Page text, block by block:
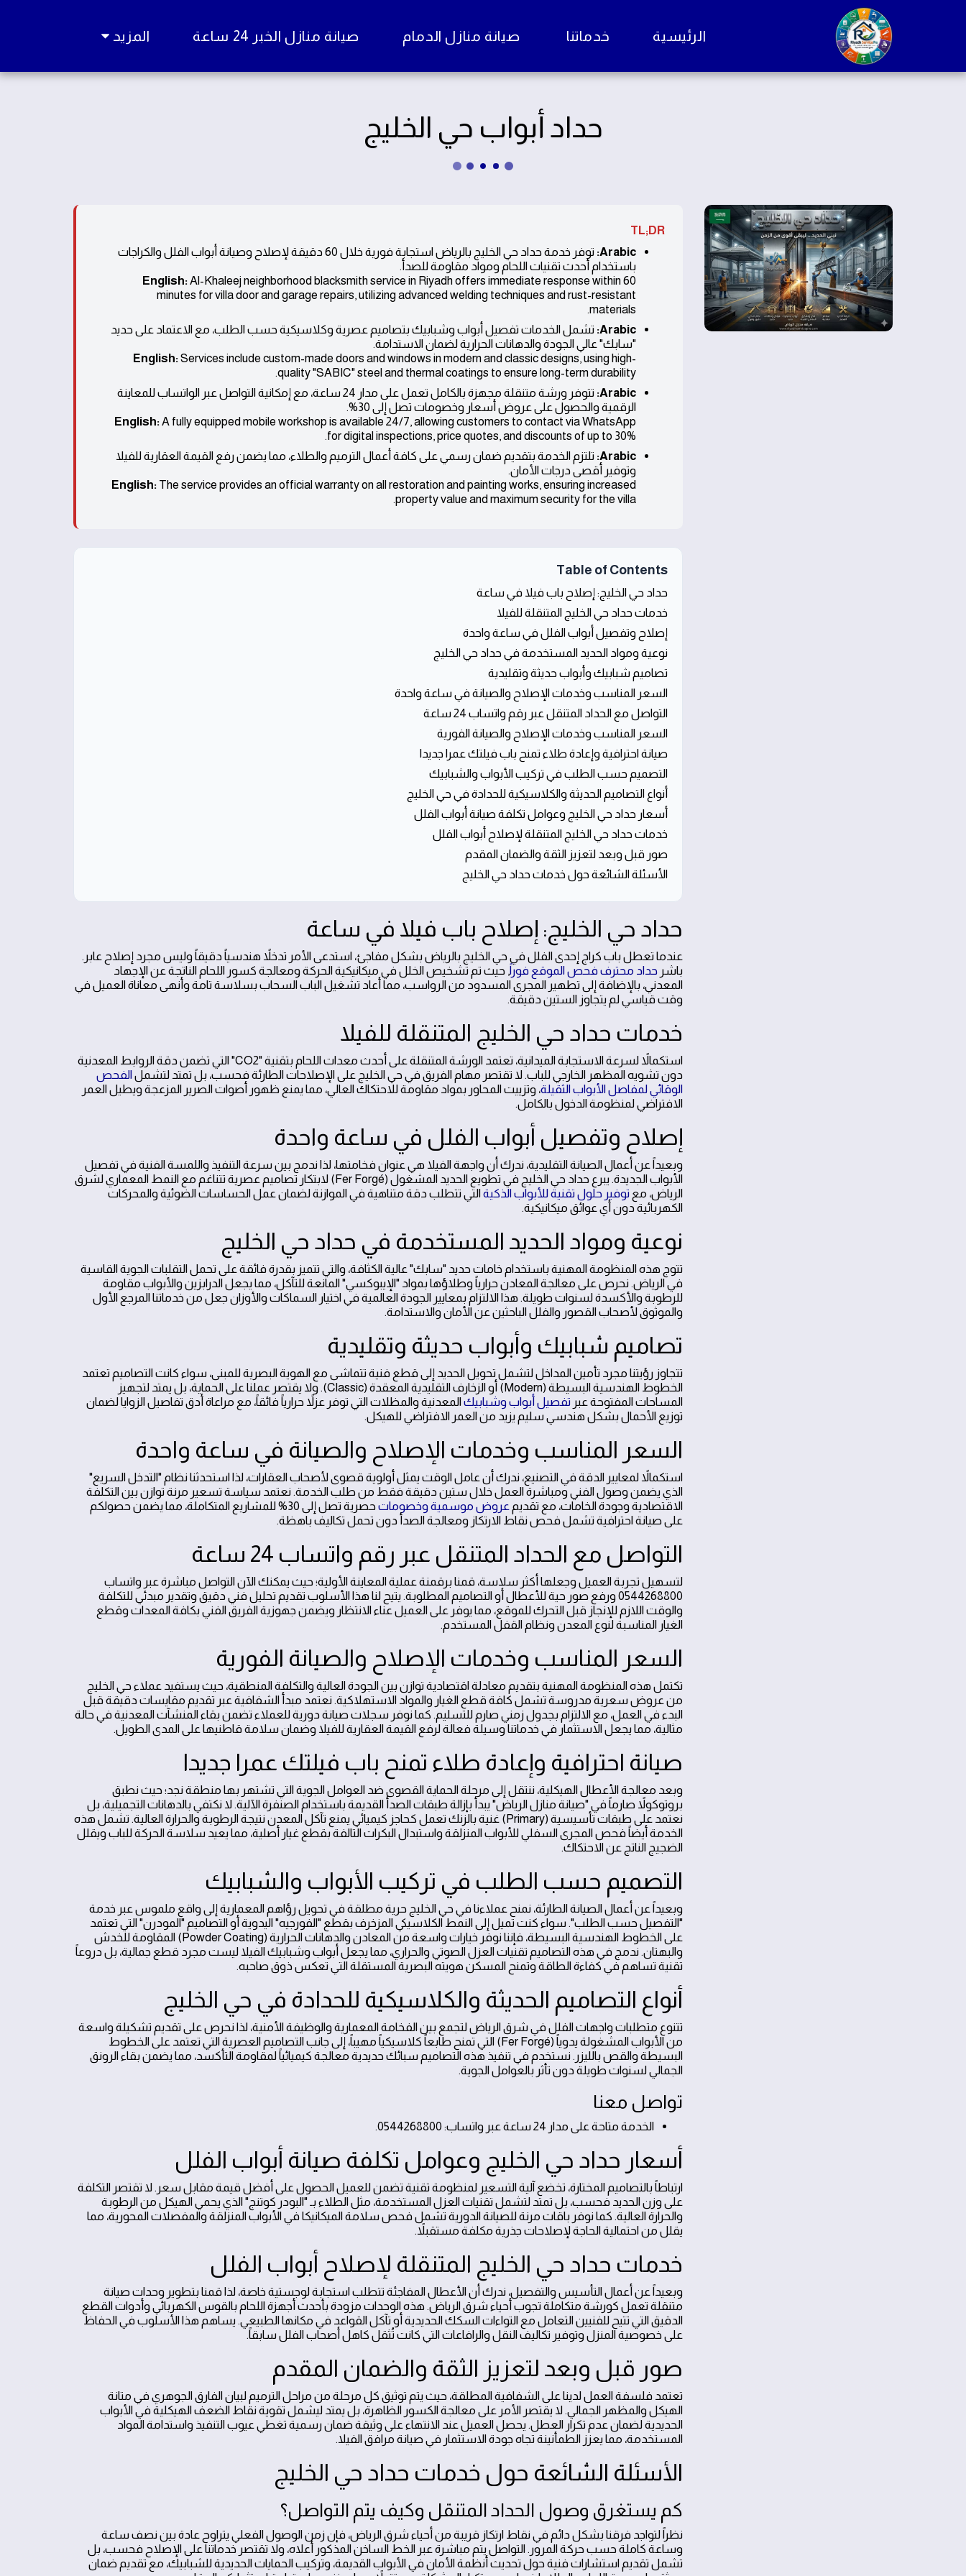
الرئيسية خدماتنا صيانة منازل الدمام صيانة منازل الخبر 24 ساعة المزيد
حداد أبواب حي الخليج
TL;DR
Arabic:
توفر خدمة حداد حي الخليج بالرياض استجابة فورية خلال 60 دقيقة لإصلاح وصيانة أبواب الفلل والكراجات
باستخدام أحدث تقنيات اللحام ومواد مقاومة للصدأ.
English:Al-Khaleej neighborhood blacksmith service in Riyadh offers immediate response within 60
minutes for villa door and garage repairs, utilizing advanced welding techniques and rust-resistant
materials.
Arabic: تشمل الخدمات تفصيل أبواب وشبابيك بتصاميم عصرية وكلاسيكية حسب الطلب، مع الاعتماد على حديد
"سابك" عالي الجودة والدهانات الحرارية لضمان الاستدامة.
English:Services include custom-made doors and windows in modern and classic designs, using high-
quality "SABIC" steel and thermal coatings to ensure long-term durability.
Arabic:
تتوفر ورشة متنقلة مجهزة بالكامل تعمل على مدار 24 ساعة، مع إمكانية التواصل عبر الواتساب للمعاينة
الرقمية والحصول على عروض أسعار وخصومات تصل إلى 30%.
English:A fully equipped mobile workshop is available 24/7, allowing customers to contact via WhatsApp
for digital inspections, price quotes, and discounts of up to 30%.
Arabic: تلتزم الخدمة بتقديم ضمان رسمي على كافة أعمال الترميم والطلاء، مما يضمن رفع القيمة العقارية للفيلا
وتوفير أقصى درجات الأمان.
English:The service provides an official warranty on all restoration and painting works, ensuring increased
property value and maximum security for the villa.
Table of Contents
حداد حي الخليج: إصلاح باب فيلا في ساعة
خدمات حداد حي الخليج المتنقلة للفيلا
إصلاح وتفصيل أبواب الفلل في ساعة واحدة
نوعية ومواد الحديد المستخدمة في حداد حي الخليج
تصاميم شبابيك وأبواب حديثة وتقليدية
السعر المناسب وخدمات الإصلاح والصيانة في ساعة واحدة
التواصل مع الحداد المتنقل عبر رقم واتساب 24 ساعة
السعر المناسب وخدمات الإصلاح والصيانة الفورية
صيانة احترافية وإعادة طلاء تمنح باب فيلتك عمرا جديدا
التصميم حسب الطلب في تركيب الأبواب والشبابيك
أنواع التصاميم الحديثة والكلاسيكية للحدادة في حي الخليج
أسعار حداد حي الخليج وعوامل تكلفة صيانة أبواب الفلل
خدمات حداد حي الخليج المتنقلة لإصلاح أبواب الفلل
صور قبل وبعد لتعزيز الثقة والضمان المقدم
الأسئلة الشائعة حول خدمات حداد حي الخليج
حداد حي الخليج: إصلاح باب فيلا في ساعة
عندما تعطل باب كراج إحدى الفلل في حي الخليج بالرياض بشكل مفاجئ، استدعى الأمر تدخلاً هندسياً دقيقاً وليس مجرد إصلاح عابر.
باشرحداد محترف فحص الموقع فوراً, حيث تم تشخيص الخلل في ميكانيكية الحركة ومعالجة كسور اللحام الناتجة عن الإجهاد
المعدني، بالإضافة إلى تطهير المجرى المسدود من الرواسب، مما أعاد تشغيل الباب السحاب بسلاسة تامة وأنهى معاناة العميل في
وقت قياسي لم يتجاوز الستين دقيقة.
خدمات حداد حي الخليج المتنقلة للفيلا
استكمالاً لسرعة الاستجابة الميدانية، تعتمد الورشة المتنقلة على أحدث معدات اللحام بتقنية "CO2" التي تضمن دقة الروابط المعدنية
دون تشويه المظهر الخارجي للباب. لا تقتصر مهام الفريق في حي الخليج على الإصلاحات الطارئة فحسب، بل تمتد لتشملالفحص
الوقائي لمفاصل الأبواب الثقيلة، وتزييت المحاور بمواد مقاومة للاحتكاك العالي، مما يمنع ظهور أصوات الصرير المزعجة ويطيل العمر
الافتراضي لمنظومة الدخول بالكامل.
إصلاح وتفصيل أبواب الفلل في ساعة واحدة
وبعيداً عن أعمال الصيانة التقليدية، ندرك أن واجهة الفيلا هي عنوان فخامتها، لذا ندمج بين سرعة التنفيذ واللمسة الفنية في تفصيل
الأبواب الجديدة. يبرع حداد حي الخليج في تطويع الحديد المشغول (Fer Forgé) لابتكار تصاميم عصرية تتناغم مع النمط المعماري لشرق
الرياض، معتوفير حلول تقنية للأبواب الذكيةالتي تتطلب دقة متناهية في الموازنة لضمان عمل الحساسات الضوئية والمحركات
الكهربائية دون أي عوائق ميكانيكية.
نوعية ومواد الحديد المستخدمة في حداد حي الخليج
تتوج هذه المنظومة المهنية باستخدام خامات حديد "سابك" عالية الكثافة، والتي تتميز بقدرة فائقة على تحمل التقلبات الجوية القاسية
في الرياض. نحرص على معالجة المعادن حرارياً وطلاؤها بمواد "الإيبوكسي" المانعة للتآكل، مما يجعل الدرابزين والأبواب مقاومة
للرطوبة والأكسدة لسنوات طويلة. هذا الالتزام بمعايير الجودة العالمية في اختيار السماكات والأوزان جعل من خدماتنا المرجع الأول
والموثوق لأصحاب القصور والفلل الباحثين عن الأمان والاستدامة.
تصاميم شبابيك وأبواب حديثة وتقليدية
تتجاوز رؤيتنا مجرد تأمين المداخل لتشمل تحويل الحديد إلى قطع فنية تتماشى مع الهوية البصرية للمبنى، سواء كانت التصاميم تعتمد
الخطوط الهندسية البسيطة (Modern) أو الزخارف التقليدية المعقدة (Classic). ولا يقتصر عملنا على الحماية، بل يمتد لتجهيز
المساحات المفتوحة عبرتفصيل أبواب وشبابيكالمعدنية والمظلات التي توفر عزلاً حرارياً فائقاً، مع مراعاة أدق تفاصيل الزوايا لضمان
توزيع الأحمال بشكل هندسي سليم يزيد من العمر الافتراضي للهيكل.
السعر المناسب وخدمات الإصلاح والصيانة في ساعة واحدة
استكمالاً لمعايير الدقة في التصنيع، ندرك أن عامل الوقت يمثل أولوية قصوى لأصحاب العقارات، لذا استحدثنا نظام "التدخل السريع"
الذي يضمن وصول الفني ومباشرة العمل خلال ستين دقيقة فقط من طلب الخدمة. نعتمد سياسة تسعير مرنة توازن بين التكلفة
الاقتصادية وجودة الخامات، مع تقديم عروض موسمية وخصومات
حصرية تصل إلى 30% للمشاريع المتكاملة، مما يضمن حصولكم
على صيانة احترافية تشمل فحص نقاط الارتكاز ومعالجة الصدأ دون تحمل تكاليف باهظة.
التواصل مع الحداد المتنقل عبر رقم واتساب 24 ساعة
لتسهيل تجربة العميل وجعلها أكثر سلاسة، قمنا برقمنة عملية المعاينة الأولية؛ حيث يمكنك الآن التواصل مباشرة عبر واتساب
0544268800 ورفع صور حية للأعطال أو التصاميم المطلوبة. يتيح لنا هذا الأسلوب تقديم تحليل فني دقيق وتقدير مبدئي للتكلفة
والوقت اللازم للإنجاز قبل التحرك للموقع، مما يوفر على العميل عناء الانتظار ويضمن جهوزية الفريق الفني بكافة المعدات وقطع
الغيار المناسبة لنوع المعدن ونظام القفل المستخدم.
السعر المناسب وخدمات الإصلاح والصيانة الفورية
تكتمل هذه المنظومة المهنية بتقديم معادلة اقتصادية توازن بين الجودة العالية والتكلفة المنطقية، حيث يستفيد عملاء حي الخليج
من عروض سعرية مدروسة تشمل كافة قطع الغيار والمواد الاستهلاكية. نعتمد مبدأ الشفافية عبر تقديم مقايسات دقيقة قبل
البدء في العمل، مع الالتزام بجدول زمني صارم للتسليم. كما نوفر سجلات صيانة دورية للعملاء تضمن بقاء المنشآت المعدنية في حالة
مثالية، مما يجعل الاستثمار في خدماتنا وسيلة فعالة لرفع القيمة العقارية للفيلا وضمان سلامة قاطنيها على المدى الطويل.
صيانة احترافية وإعادة طلاء تمنح باب فيلتك عمرا جديدا
وبعد معالجة الأعطال الهيكلية، ننتقل إلى مرحلة الحماية القصوى ضد العوامل الجوية التي تشتهر بها منطقة نجد؛ حيث نطبق
بروتوكولاً صارماً في "صيانة منازل الرياض" يبدأ بإزالة طبقات الصدأ القديمة باستخدام الصنفرة الآلية. لا نكتفي بالدهانات التجميلية، بل
نعتمد على طبقات تأسيسية (Primary) غنية بالزنك تعمل كحاجز كيميائي يمنع تآكل المعدن نتيجة الرطوبة والحرارة العالية. تشمل هذه
الخدمة أيضاً فحص المجرى السفلي للأبواب المنزلقة واستبدال البكرات التالفة بقطع غيار أصلية، مما يعيد سلاسة الحركة للباب ويقلل
الضجيج الناتج عن الاحتكاك.
التصميم حسب الطلب في تركيب الأبواب والشبابيك
وبعيداً عن أعمال الصيانة الطارئة، نمنح عملاءنا في حي الخليج حرية مطلقة في تحويل رؤاهم المعمارية إلى واقع ملموس عبر خدمة
"التفصيل حسب الطلب". سواء كنت تميل إلى النمط الكلاسيكي المزخرف بقطع "الفورجيه" اليدوية أو التصاميم "المودرن" التي تعتمد
على الخطوط الهندسية البسيطة، فإننا نوفر خيارات واسعة من المعادن والدهانات الحرارية (Powder Coating) المقاومة للخدش
والبهتان. ندمج في هذه التصاميم تقنيات العزل الصوتي والحراري، مما يجعل أبواب وشبابيك الفيلا ليست مجرد قطع جمالية، بل دروعاً
تقنية تساهم في كفاءة الطاقة وتمنح المسكن هويته البصرية المستقلة التي تعكس ذوق صاحبه.
أنواع التصاميم الحديثة والكلاسيكية للحدادة في حي الخليج
تتنوع متطلبات واجهات الفلل في شرق الرياض لتجمع بين الفخامة المعمارية والوظيفة الأمنية، لذا نحرص على تقديم تشكيلة واسعة
من الأبواب المشغولة يدوياً (Fer Forgé) التي تمنح طابعاً كلاسيكياً مهيباً، إلى جانب التصاميم العصرية التي تعتمد على الخطوط
البسيطة والقص بالليزر. نستخدم في تنفيذ هذه التصاميم سبائك حديدية معالجة كيميائياً لمقاومة التأكسد، مما يضمن بقاء الرونق
الجمالي لسنوات طويلة دون تأثر بالعوامل الجوية.
تواصل معنا
الخدمة متاحة على مدار 24 ساعة عبر واتساب: 0544268800.
أسعار حداد حي الخليج وعوامل تكلفة صيانة أبواب الفلل
ارتباطاً بالتصاميم المختارة، تخضع آلية التسعير لمنظومة تقنية تضمن للعميل الحصول على أفضل قيمة مقابل سعر. لا تقتصر التكلفة
على وزن الحديد فحسب، بل تمتد لتشمل تقنيات العزل المستخدمة، مثل الطلاء بـ "البودر كوتنج" الذي يحمي الهيكل من الرطوبة
والحرارة العالية. كما نوفر باقات مرنة للصيانة الدورية تشمل فحص سلامة الميكانيكا في الأبواب المنزلقة والمفصلات المحورية، مما
يقلل من احتمالية الحاجة لإصلاحات جذرية مكلفة مستقبلاً.
خدمات حداد حي الخليج المتنقلة لإصلاح أبواب الفلل
وبعيداً عن أعمال التأسيس والتفصيل، ندرك أن الأعطال المفاجئة تتطلب استجابة لوجستية خاصة، لذا قمنا بتطوير وحدات صيانة
متنقلة تعمل كورشة متكاملة تجوب أحياء شرق الرياض. هذه الوحدات مزودة بأحدث أجهزة اللحام بالقوس الكهربائي وأدوات القطع
الدقيق التي تتيح للفنيين التعامل مع التواءات السكك الحديدية أو تآكل القواعد في مكانها الطبيعي. يساهم هذا الأسلوب في الحفاظ
على خصوصية المنزل وتوفير تكاليف النقل والرافاعات التي كانت تُثقل كاهل أصحاب الفلل سابقاً.
صور قبل وبعد لتعزيز الثقة والضمان المقدم
تعتمد فلسفة العمل لدينا على الشفافية المطلقة، حيث يتم توثيق كل مرحلة من مراحل الترميم لبيان الفارق الجوهري في متانة
الهيكل والمظهر الجمالي. لا يقتصر الأمر على معالجة الكسور الظاهرة، بل يمتد ليشمل تقوية نقاط الضعف الهيكلية في الأبواب
الحديدية لضمان عدم تكرار العطل. يحصل العميل عند الانتهاء على وثيقة ضمان رسمية تغطي عيوب التنفيذ واستدامة المواد
المستخدمة، مما يعزز الطمأنينة تجاه جودة الاستثمار في صيانة مرافق الفيلا.
الأسئلة الشائعة حول خدمات حداد حي الخليج
كم يستغرق وصول الحداد المتنقل وكيف يتم التواصل؟
نظراً لتواجد فرقنا بشكل دائم في نقاط ارتكاز قريبة من أحياء شرق الرياض، فإن زمن الوصول الفعلي يتراوح عادة بين نصف ساعة
وساعة كاملة حسب حركة المرور. التواصل يتم مباشرة عبر الخط الساخن المذكور أعلاه، ولا تقتصر خدماتنا على الإصلاح فحسب، بل
تشمل تقديم استشارات فنية حول تحديث أنظمة الأمان في الأبواب القديمة، وتركيب الحمايات الحديدية للشبابيك، مع تقديم ضمان